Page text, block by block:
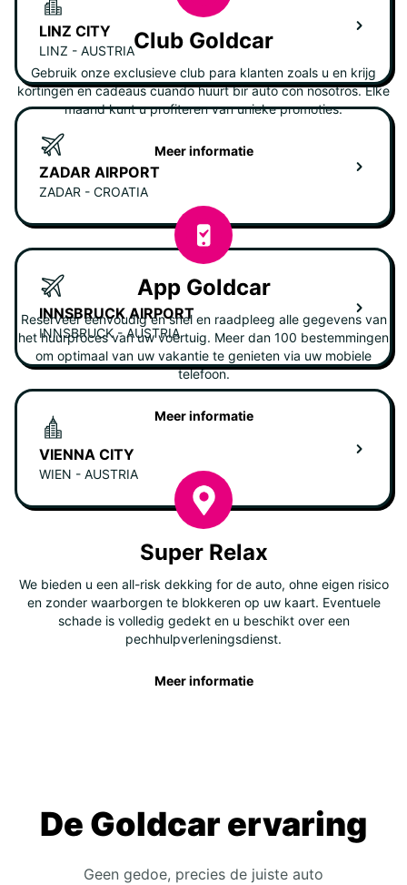
LINZ CITY
LINZ - AUSTRIA
ZADAR AIRPORT
ZADAR - CROATIA
INNSBRUCK AIRPORT
INNSBRUCK - AUSTRIA
VIENNA CITY
WIEN - AUSTRIA
Club Goldcar
Gebruik onze exclusieve club para klanten zoals u en krijg
kortingen en cadeaus cuando huurt bir auto con nosotros. Elke
maand kunt u profiteren van unieke promoties.
Meer informatie
App Goldcar
Reserveer eenvoudig en snel en raadpleeg alle gegevens van
het huurproces van uw voertuig. Meer dan 100 bestemmingen
om optimaal van uw vakantie te genieten via uw mobiele
telefoon.
Meer informatie
Super Relax
We bieden u een all-risk dekking for de auto, ohne eigen risico
en zonder waarborgen te blokkeren op uw kaart. Eventuele
schade is volledig gedekt en u beschikt over een
pechhulpverleningsdienst.
Meer informatie
De Goldcar ervaring
Geen gedoe, precies de juiste auto